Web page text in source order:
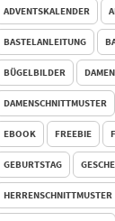
ADVENTSKALENDER
BASTELANLEITUNG
BÜGELBILDER DAMEN
DAMENSCHNITTMUSTER
EBOOK FREEBIE
GEBURTSTAG
HERRENSCHNITTMUSTER